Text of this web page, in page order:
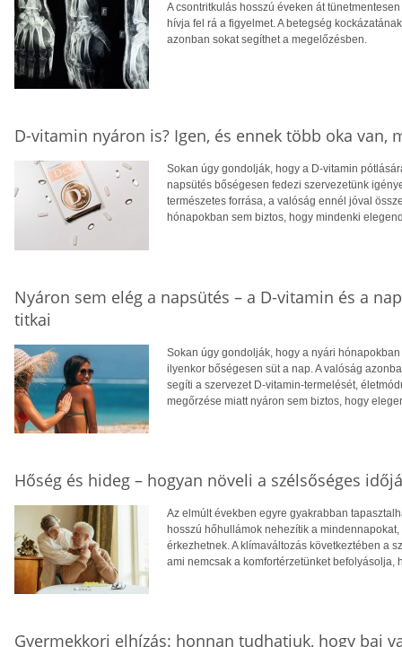
A csontritkulás hosszú éveken át
hívja fel rá a figyelmet. A betegség
azonban sokat segíthet a megelőzésben.
D-vitamin nyáron is? Igen, és ennek több oka van,
Sokan úgy gondolják, hogy a D-vitamin
napsütés bőségesen fedezi szervezetünk
természetes forrása, a valóság ennél jóval
hónapokban sem biztos, hogy mindenki
Nyáron sem elég a napsütés – a D-vitamin és a
titkai
Sokan úgy gondolják, hogy a nyári
ilyenkor bőségesen süt a nap. A valóság
segíti a szervezet D-vitamin-termelését,
megőrzése miatt nyáron sem biztos, hogy
Hőség és hideg – hogyan növeli a szélsőséges
Az elmúlt években egyre gyakrabban
hosszú hőhullámok nehezítik a
érkezhetnek. A klímaváltozás következtében a
ami nemcsak a komfortérzetünket
Gyermekkori elhízás: honnan tudhatjuk, hogy baj